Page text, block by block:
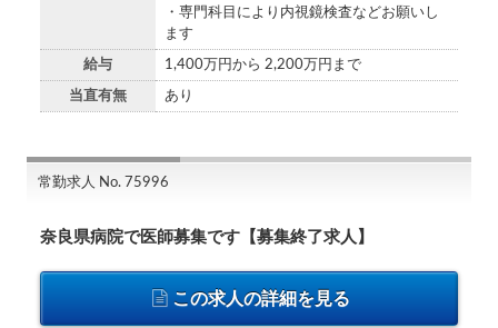
・専門科目により内視鏡検査などお願いし
ます
給与 1,400万円から 2,200万円まで
当直有無 あり
常勤求人 No. 75996
奈良県病院で医師募集です【募集終了求人】
この求人の詳細を見る